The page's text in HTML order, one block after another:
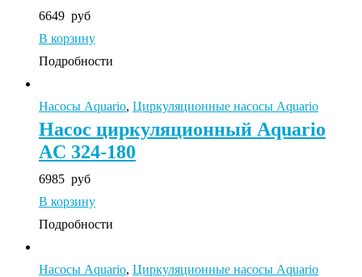
6649 руб
В корзину
Подробности
Насосы Aquario, Циркуляционные насосы Aquario
Насос циркуляционный Aquario
AC 324-180
6985 руб
В корзину
Подробности
Насосы Aquario, Циркуляционные насосы Aquario